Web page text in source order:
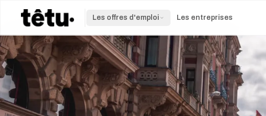
Les offres d'emploi Les entreprises